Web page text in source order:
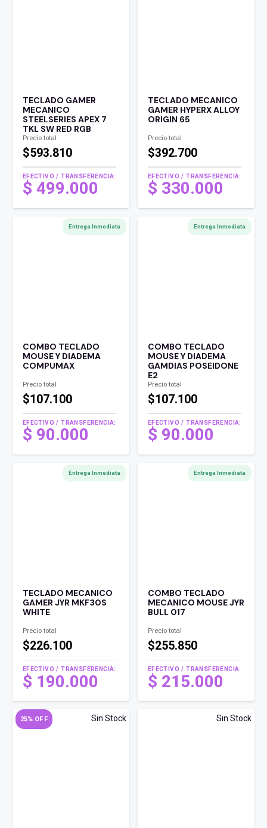
TECLADO GAMER
MECANICO
STEELSERIES APEX 7
TKL SW RED RGB
Precio total
$593.810
EFECTIVO / TRANSFERENCIA:
$499.000
TECLADO MECANICO
GAMER HYPERX ALLOY
ORIGIN 65
Precio total
$392.700
EFECTIVO / TRANSFERENCIA:
$ 330.000
Entrega Inmediata
COMBO TECLADO
MOUSE Y DIADEMA
COMPUMAX
Precio total
$107.100
EFECTIVO / TRANSFERENCIA:
$ 90.000
Entrega Inmediata
COMBO TECLADO
MOUSE Y DIADEMA
GAMDIAS POSEIDONE
E2
Precio total
$107.100
EFECTIVO / TRANSFERENCIA:
$ 90.000
Entrega Inmediata
TECLADO MECANICO
GAMER JYR MKF30S
WHITE
Precio total
$226.100
EFECTIVO / TRANSFERENCIA:
$ 190.000
Entrega Inmediata
COMBO TECLADO
MECANICO MOUSE JYR
BULL 017
Precio total
$255.850
EFECTIVO / TRANSFERENCIA:
$ 215.000
25% OFF Sin Stock Sin Stock